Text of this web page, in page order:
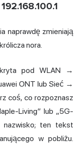
naprawdę zmieniają
nora.
pod WLAN →
ONT lub Sieć →
coś, co rozpoznasz
Living” lub „5G-
nazwisko; ten tekst
w pobliżu.